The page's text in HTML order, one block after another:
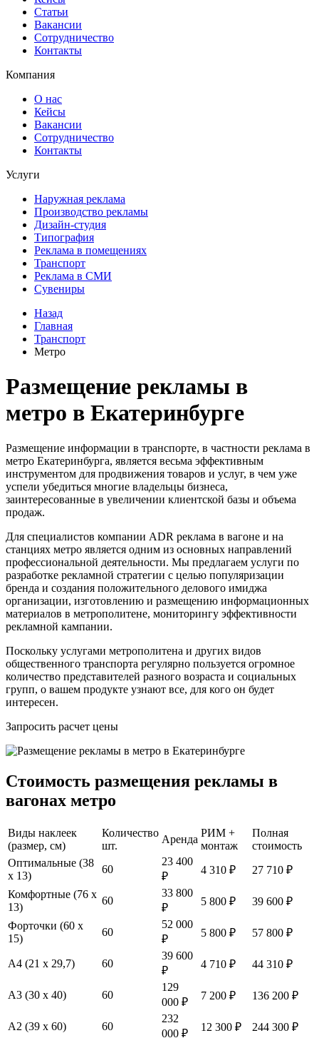
Статьи
Вакансии
Сотрудничество
Контакты
Компания
О нас
Кейсы
Вакансии
Сотрудничество
Контакты
Услуги
Наружная реклама
Производство рекламы
Дизайн-студия
Типография
Реклама в помещениях
Транспорт
Реклама в СМИ
Сувениры
Назад
Главная
Транспорт
Метро
Размещение рекламы в
метро в Екатеринбурге
Размещение информации в транспорте, в частности реклама в
метро Екатеринбурга, является весьма эффективным
инструментом для продвижения товаров и услуг, в чем уже
успели убедиться многие владельцы бизнеса,
заинтересованные в увеличении клиентской базы и объема
продаж.
Для специалистов компании ADR реклама в вагоне и на
станциях метро является одним из основных направлений
профессиональной деятельности. Мы предлагаем услуги по
разработке рекламной стратегии с целью популяризации
бренда и создания положительного делового имиджа
организации, изготовлению и размещению информационных
материалов в метрополитене, мониторингу эффективности
рекламной кампании.
Поскольку услугами метрополитена и других видов
общественного транспорта регулярно пользуется огромное
количество представителей разного возраста и социальных
групп, о вашем продукте узнают все, для кого он будет
интересен.
Запросить расчет цены
Стоимость размещения рекламы в
вагонах метро
Виды наклеек
(размер, см)
Количество
шт.
Аренда
РИМ +
монтаж
Полная
стоимость
Оптимальные (38
х 13)
60
23 400
₽
4 310 ₽
27 710 ₽
Комфортные (76 х
13)
60
33 800
₽
5 800 ₽
39 600 ₽
Форточки (60 х
15)
60
52 000
₽
5 800 ₽ 57 800 ₽
А4 (21 х 29,7) 60
39 600
₽
4 710 ₽ 44 310 ₽
А3 (30 х 40) 60
129
000 ₽
7 200 ₽ 136 200 ₽
А2 (39 х 60) 60
232
000 ₽
12 300 ₽ 244 300 ₽